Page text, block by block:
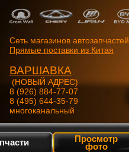
Сеть магазинов автозапчастей
Прямые поставки из Китая
ВАРШАВКА
(НОВЫЙ АДРЕС)
8 (926) 884-77-07
8 (495) 644-35-79
многоканальный
Просмотр
фото